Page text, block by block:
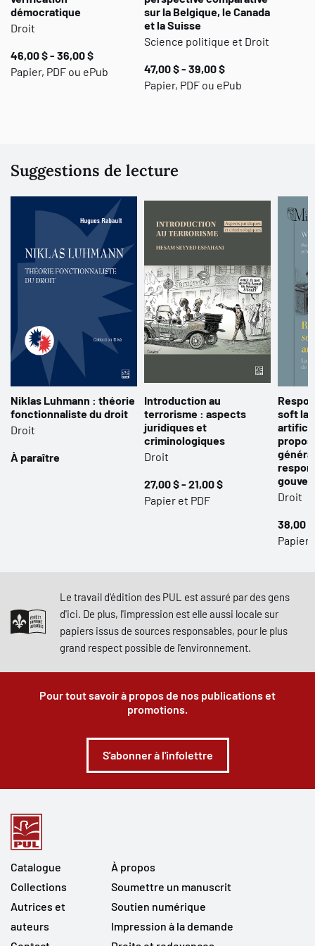
démocratique
Droit
46,00 $ - 36,00 $
Papier, PDF ou ePub
sur la Belgique, le Canada
et la Suisse
Science politique et Droit
47,00 $ - 39,00 $
Papier, PDF ou ePub
Suggestions de lecture
Niklas Luhmann : théorie
fonctionnaliste du droit
Droit
À paraître
Introduction au
terrorisme : aspects
juridiques et
criminologiques
Droit
27,00 $ - 21,00 $
Papier et PDF
soft
Droit
38,00
Papier,
Le travail d'édition des PUL est assuré par des gens
d'ici. De plus, l'impression est elle aussi locale sur
papiers issus de sources responsables, pour le plus
grand respect possible de l'environnement.
Pour tout savoir à propos de nos publications et
promotions.
S'abonner à l'infolettre
Catalogue
Collections
Autrices et
auteurs
À propos
Soumettre un manuscrit
Soutien numérique
Impression à la demande